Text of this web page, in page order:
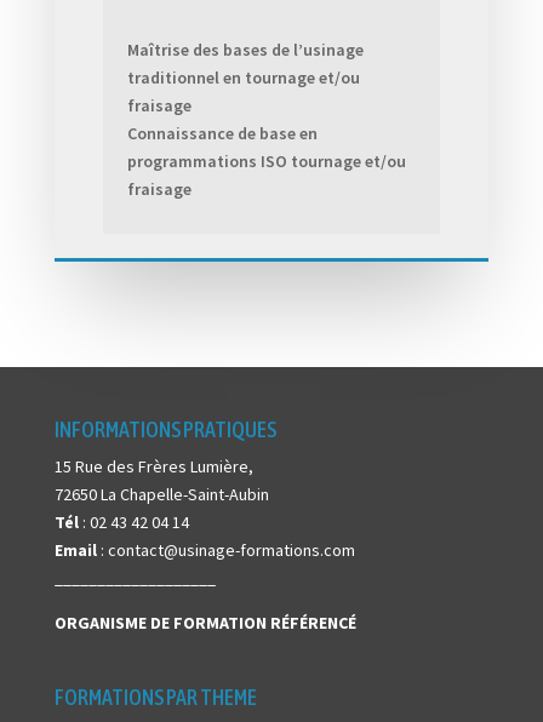
Maîtrise des bases de l’usinage
traditionnel en tournage et/ou
fraisage
Connaissance de base en
programmations ISO tournage et/ou
fraisage
INFORMATIONS PRATIQUES
15 Rue des Frères Lumière,
72650 La Chapelle-Saint-Aubin
Tél: 02 43 42 04 14
Email: contact@usinage-formations.com
ORGANISME DE FORMATION RÉFÉRENCÉ
FORMATIONS PAR THEME